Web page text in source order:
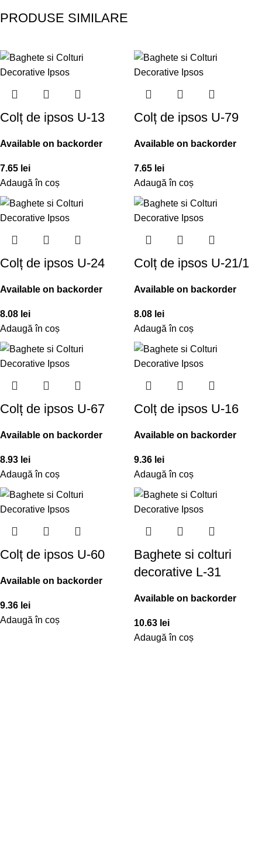
PRODUSE SIMILARE
Colț de ipsos U-13
Available on backorder
7.65 lei
Adaugă în coș
Colț de ipsos U-79
Available on backorder
7.65 lei
Adaugă în coș
Colț de ipsos U-24
Available on backorder
8.08 lei
Adaugă în coș
Colț de ipsos U-21/1
Available on backorder
8.08 lei
Adaugă în coș
Colț de ipsos U-67
Available on backorder
8.93 lei
Adaugă în coș
Colț de ipsos U-16
Available on backorder
9.36 lei
Adaugă în coș
Colț de ipsos U-60
Available on backorder
9.36 lei
Adaugă în coș
Baghete si colturi
decorative L-31
Available on backorder
10.63 lei
Adaugă în coș